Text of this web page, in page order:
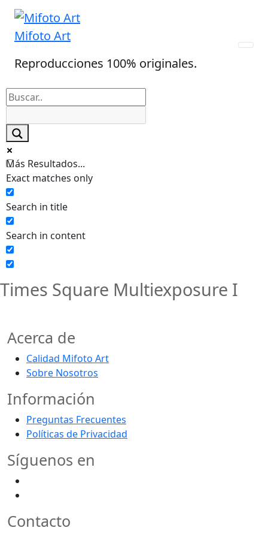
Skip
content
Mifoto Art
Reproducciones 100% originales.
Más Resultados...
Exact matches only
Search in title
Search in content
Times Square Multiexposure I
Acerca de
Calidad Mifoto Art
Sobre Nosotros
Información
Preguntas Frecuentes
Políticas de Privacidad
Síguenos en
Contacto